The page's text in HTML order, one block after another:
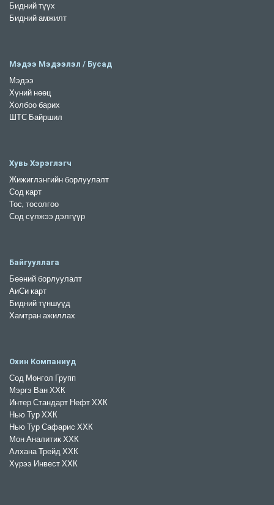
Бидний түүх
Бидний амжилт
Мэдээ Мэдээлэл / Бусад
Мэдээ
Хүний нөөц
Холбоо барих
ШТС Байршил
Хувь Хэрэглэгч
Жижиглэнгийн борлуулалт
Сод карт
Тос, тосолгоо
Сод сүлжээ дэлгүүр
Байгууллага
Бөөний борлуулалт
АиСи карт
Бидний түншүүд
Хамтран ажиллах
Охин Компаниуд
Сод Монгол Групп
Мэргэ Ван ХХК
Интер Стандарт Нефт ХХК
Нью Тур ХХК
Нью Тур Сафарис ХХК
Мон Аналитик ХХК
Алхана Трейд ХХК
Хүрээ Инвест ХХК